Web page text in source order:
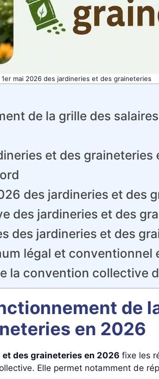
1er mai 2026 des jardineries et des graineteries
de la grille des
et des graineteries
des jardineries et des
des jardineries et des
des jardineries et des
légal et conventionnel
la convention collective
de
en 2026
des graineteries en 2026 fixe les
Elle permet notamment de